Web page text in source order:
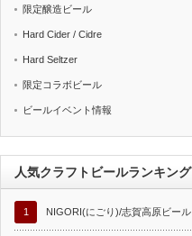
限定醸造ビール
Hard Cider / Cidre
Hard Seltzer
限定コラボビール
ビールイベント情報
人気クラフトビールランキング
1 NIGORI(にごり)/志賀高原ビール